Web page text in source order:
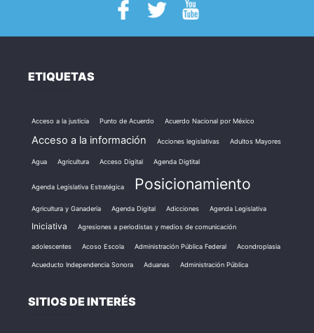
ETIQUETAS
Acceso a la justicia Punto de Acuerdo Acuerdo Nacional por México
Acceso a la información Acciones legislativas Adultos Mayores
Agua Agricultura Acceso Digital Agenda Digtital
Agenda Legislativa Estratégica Posicionamiento
Agricultura y Ganadería Agenda Digital Adicciones Agenda Legislativa
Iniciativa Agresiones a periodistas y medios de comunicación
adolescentes Acoso Escola Administración Pública Federal Acondroplasia
Acueducto Independencia Sonora Aduanas Administración Pública
SITIOS DE INTERÉS